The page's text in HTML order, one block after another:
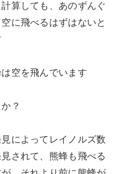
算しても、あのずんぐ
に飛べるはずはないと
空を飛んでいます
？
によってレイノルズ数
されて、熊蜂も飛べる